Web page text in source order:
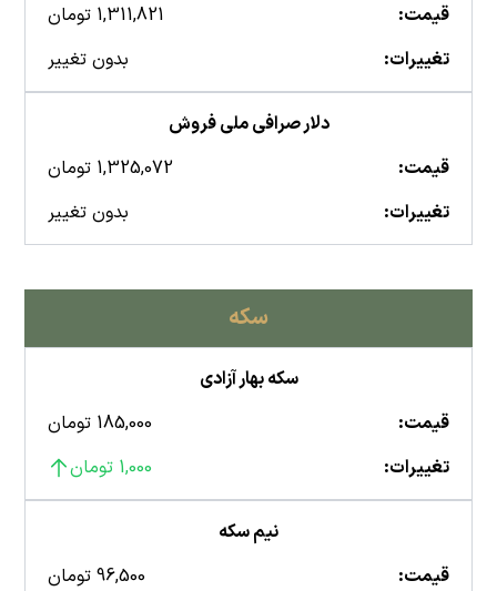
قیمت:
1,311,821 تومان
تغییرات:
بدون تغییر
دلار صرافی ملی فروش
قیمت:
1,325,072 تومان
تغییرات:
بدون تغییر
سکه
سکه بهار آزادی
قیمت:
185,000 تومان
تغییرات:
1,000 تومان
نیم سکه
قیمت:
96,500 تومان